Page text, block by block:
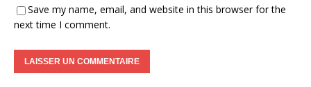
Save my name, email, and website in this browser for the
next time I comment.